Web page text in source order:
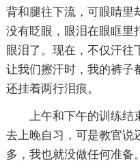
背和腿往下流，可眼睛里
没有眨眼，眼泪在眼眶里
眼泪了。现在，不仅汗往
让我们擦汗时，我的裤子
还挂着两行泪痕。
上午和下午的训练
去上晚自习，可是教官说
多，我也就没做任何准备